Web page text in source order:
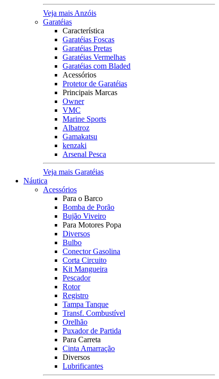
Veja mais Anzóis
Garatéias
Característica
Garatéias Foscas
Garatéias Pretas
Garatéias Vermelhas
Garatéias com Bladed
Acessórios
Protetor de Garatéias
Principais Marcas
Owner
VMC
Marine Sports
Albatroz
Gamakatsu
kenzaki
Arsenal Pesca
Veja mais Garatéias
Náutica
Acessórios
Para o Barco
Bomba de Porão
Bujão Viveiro
Para Motores Popa
Diversos
Bulbo
Conector Gasolina
Corta Circuito
Kit Mangueira
Pescador
Rotor
Registro
Tampa Tanque
Transf. Combustível
Orelhão
Puxador de Partida
Para Carreta
Cinta Amarração
Diversos
Lubrificantes